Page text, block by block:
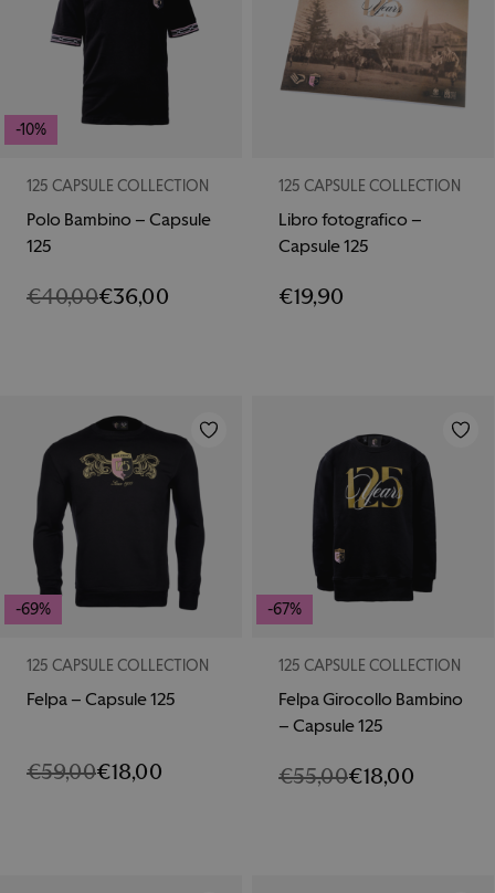
-10%
125 CAPSULE COLLECTION
Polo Bambino – Capsule
125
€40,00
IL
€36,00
IL
125 CAPSULE COLLECTION
Libro fotografico –
Capsule 125
€19,90
-69%
125 CAPSULE COLLECTION
Felpa – Capsule 125
€59,00
IL
€18,00
IL
-67%
125 CAPSULE COLLECTION
Felpa Girocollo Bambino
– Capsule 125
€55,00
IL
€18,00
IL